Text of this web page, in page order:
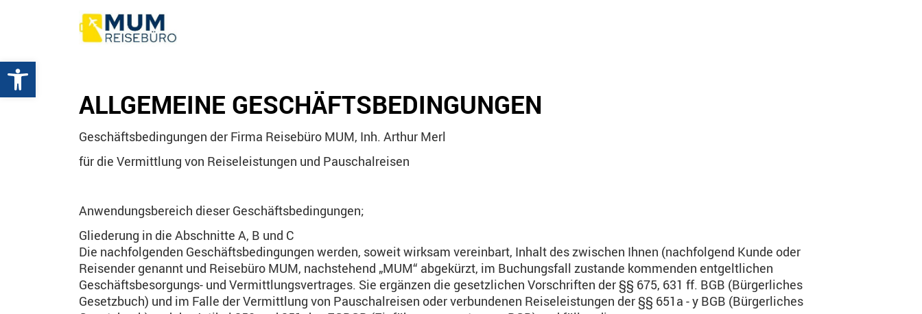
Werkzeugleiste öffnen
ALLGEMEINE GESCHÄFTSBEDINGUNGEN
Geschäftsbedingungen der Firma Reisebüro MUM, Inh. Arthur Merl
für die Vermittlung von Reiseleistungen und Pauschalreisen
Anwendungsbereich dieser Geschäftsbedingungen;
Gliederung in die Abschnitte A, B und C
Die nachfolgenden Geschäftsbedingungen werden, soweit wirksam vereinbart, Inhalt des zwischen Ihnen (nachfolgend Kunde oder
Reisender genannt und Reisebüro MUM, nachstehend „MUM“ abgekürzt, im Buchungsfall zustande kommenden entgeltlichen
Geschäftsbesorgungs- und Vermittlungsvertrages. Sie ergänzen die gesetzlichen Vorschriften der §§ 675, 631 ff. BGB (Bürgerliches
Gesetzbuch) und im Falle der Vermittlung von Pauschalreisen oder verbundenen Reiseleistungen der §§ 651a - y BGB (Bürgerliches